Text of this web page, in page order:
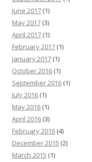
June 2017 (1)
May 2017 (3)
April 2017 (1)
February 2017 (1)
January 2017 (1)
October 2016 (1)
September 2016 (1)
July 2016 (1)
May 2016 (1)
April 2016 (3)
February 2016 (4)
December 2015 (2)
March 2015 (1)